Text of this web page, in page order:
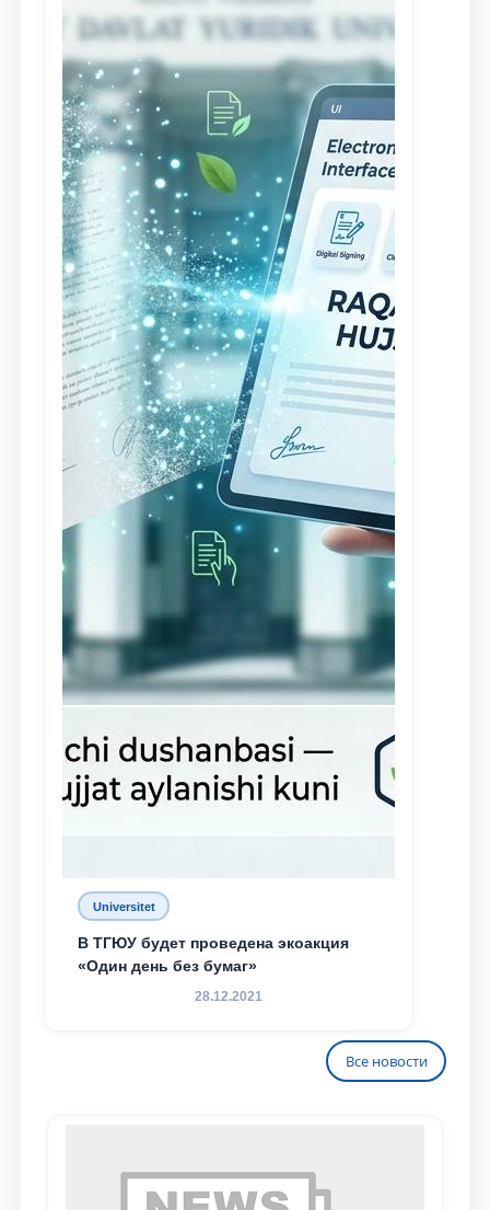
Universitet
В ТГЮУ будет проведена экоакция
«Один день без бумаг»
28.12.2021
Все новости